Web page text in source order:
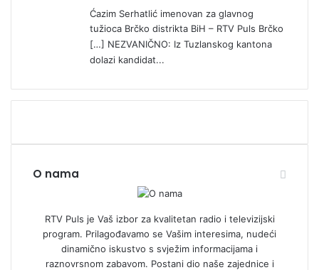
Ćazim Serhatlić imenovan za glavnog
tužioca Brčko distrikta BiH – RTV Puls Brčko
[…] NEZVANIČNO: Iz Tuzlanskog kantona
dolazi kandidat...
O nama
RTV Puls je Vaš izbor za kvalitetan radio i televizijski
program. Prilagođavamo se Vašim interesima, nudeći
dinamično iskustvo s svježim informacijama i
raznovrsnom zabavom. Postani dio naše zajednice i